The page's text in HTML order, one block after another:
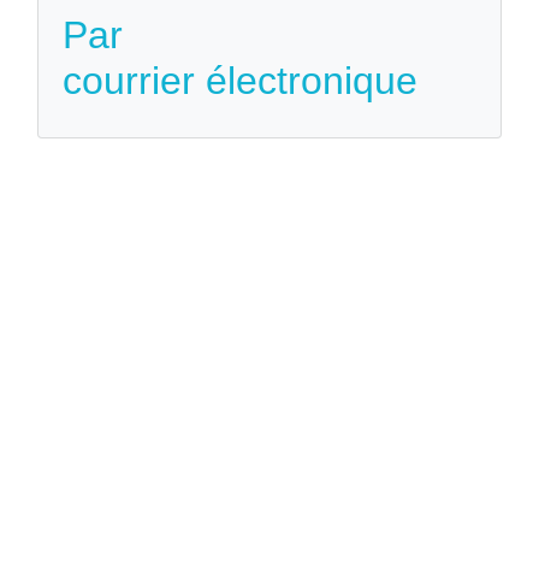
Par
courrier électronique